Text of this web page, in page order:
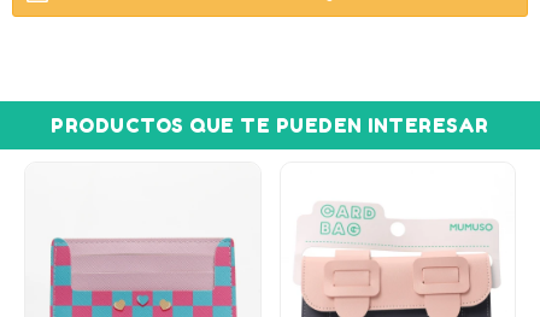
PRODUCTOS QUE TE PUEDEN INTERESAR